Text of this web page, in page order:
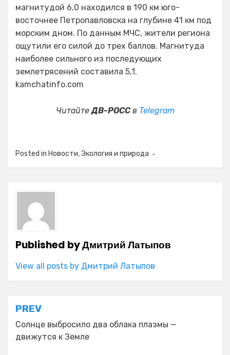
магнитудой 6,0 находился в 190 км юго-
восточнее Петропавловска на глубине 41 км под
морским дном. По данным МЧС, жители региона
ощутили его силой до трех баллов. Магнитуда
наиболее сильного из последующих
землетрясений составила 5,1.
kamchatinfo.com
ЧитайтеДВ-РОССв Telegram
Posted in Новости,Экология и природа
Published byДмитрий Латыпов
View all posts by Дмитрий Латыпов
Навигация
по
записям
PREV
Солнце выбросило два облака плазмы —
движутся к Земле